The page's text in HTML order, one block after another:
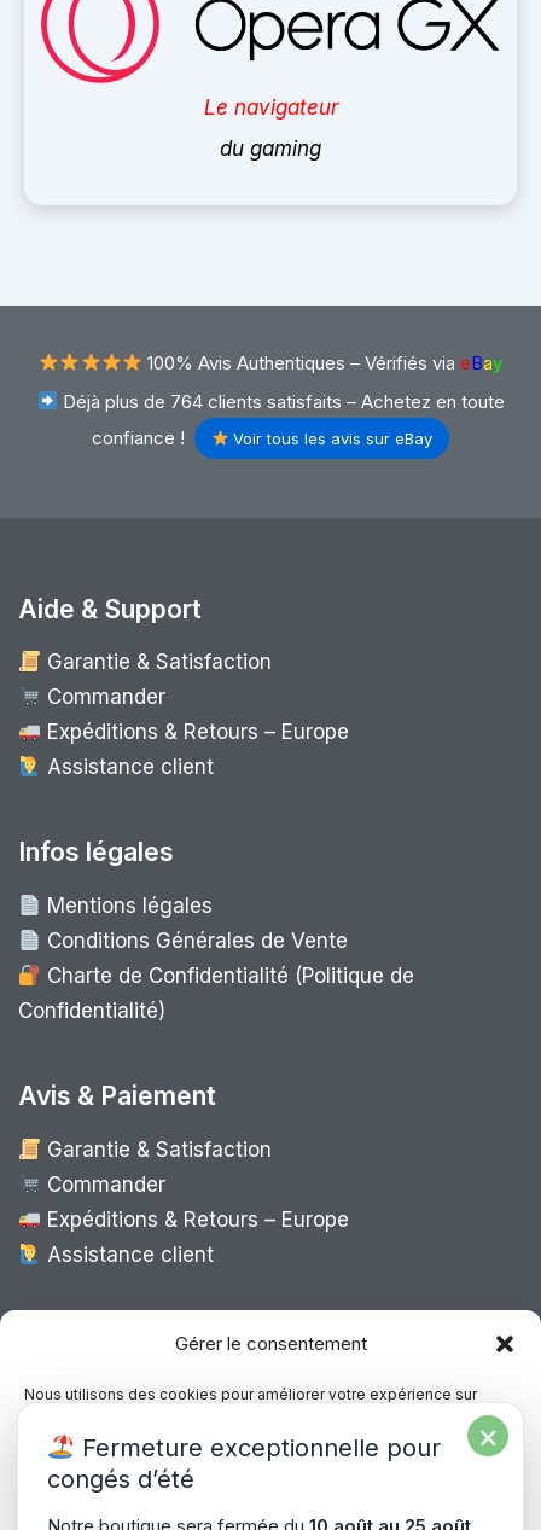
Gérer le consentement
Nous utilisons des cookies pour améliorer votre expérience sur
notre site, analyser le trafic et proposer des contenus personnalisés.
Vous pouvez accepter, refuser ou gérer vos préférences à tout
moment.
Le navigateur
du gaming
100% Avis Authentiques – Vérifiés via eBay
Déjà plus de 764 clients satisfaits – Achetez en toute
confiance !
Voir tous les avis sur eBay
Aide & Support
Garantie & Satisfaction
Commander
Expéditions & Retours – Europe
Assistance client
Infos légales
Mentions légales
Conditions Générales de Vente
Charte de Confidentialité (Politique de
Confidentialité)
Avis & Paiement
Garantie & Satisfaction
Commander
Expéditions & Retours – Europe
Assistance client
Expédition Europe
Livraison rapide dans toute l’Europe via
“ Mondial Relay
×
Fermeture exceptionnelle pour
congés d’été